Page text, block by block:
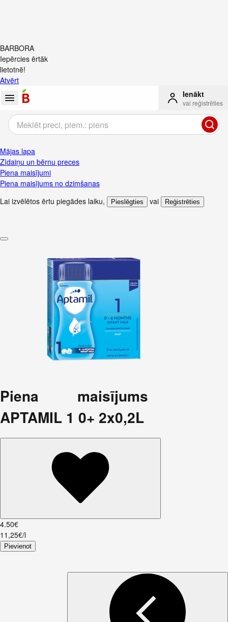
BARBORA
Iepērcies ērtāk
lietotnē!
Atvērt
Ienākt
vai reģistrēties
Mājas lapa
Zīdaiņu un bērnu preces
Piena maisījumi
Piena maisījums no dzimšanas
Lai izvēlētos ērtu piegādes laiku, Pieslēgties vai Reģistrēties
Piena maisījums
APTAMIL 1 0+ 2x0,2L
4.50€
11,25€/l
Pievienot